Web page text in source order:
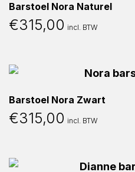
Barstoel Nora Naturel
€315,00 incl. BTW
Barstoel Nora Zwart
€315,00 incl. BTW